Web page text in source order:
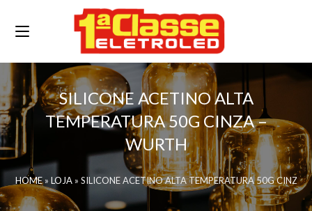
SILICONE ACETINO ALTA
TEMPERATURA 50G CINZA –
WURTH
HOME»LOJA »SILICONE ACETINO ALTA TEMPERATURA 50G CINZA